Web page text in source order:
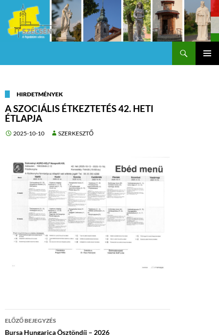
HIRDETMÉNYEK
A SZOCIÁLIS ÉTKEZTETÉS 42. HETI
ÉTLAPJA
2025-10-10 SZERKESZTŐ
Bejegyzés
ELŐZŐ BEJEGYZÉS
Bursa Hungarica Ösztöndíj – 2026